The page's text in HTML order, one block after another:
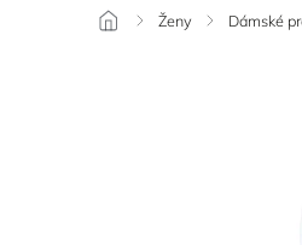
/ Ženy / Dámské